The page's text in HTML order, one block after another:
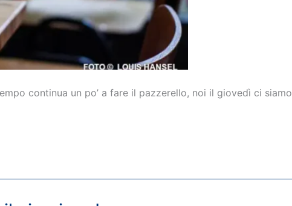
continua un po’ a fare il pazzerello, noi il giovedì ci siamo